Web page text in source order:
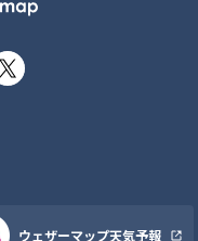
X
ウェザーマップ天気予報